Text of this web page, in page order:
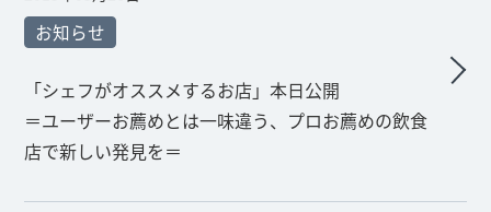
お知らせ
「シェフがオススメするお店」本日公開
＝ユーザーお薦めとは一味違う、プロお薦めの飲食
店で新しい発見を＝